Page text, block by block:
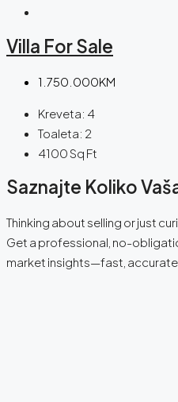
Villa For Sale
1.750.000KM
Kreveta: 4
Toaleta: 2
4100Sq Ft
Saznajte Koliko
Thinking about selling or just
Get a professional, no-
market insights—fast,